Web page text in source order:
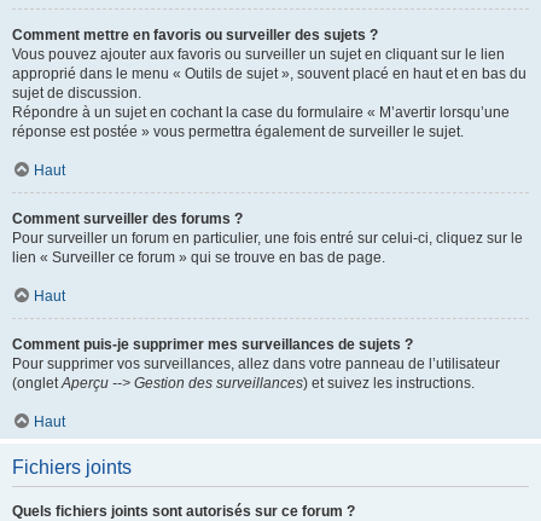
Comment mettre en favoris ou surveiller des sujets ?
Vous pouvez ajouter aux favoris ou surveiller un sujet en cliquant sur le lien
approprié dans le menu « Outils de sujet », souvent placé en haut et en bas du
sujet de discussion.
Répondre à un sujet en cochant la case du formulaire « M’avertir lorsqu’une
réponse est postée » vous permettra également de surveiller le sujet.
Haut
Comment surveiller des forums ?
Pour surveiller un forum en particulier, une fois entré sur celui-ci, cliquez sur le
lien « Surveiller ce forum » qui se trouve en bas de page.
Haut
Comment puis-je supprimer mes surveillances de sujets ?
Pour supprimer vos surveillances, allez dans votre panneau de l’utilisateur
(ongletAperçu --> Gestion des surveillances) et suivez les instructions.
Haut
Fichiers joints
Quels fichiers joints sont autorisés sur ce forum ?